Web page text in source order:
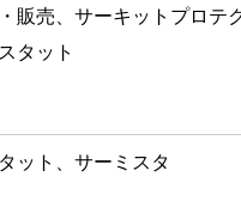
販売、サーキットプロテ
タット
ット、サーミスタ